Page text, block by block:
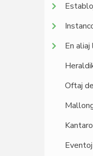
En aliaj
Oftaj
Kantaro
Eventoj